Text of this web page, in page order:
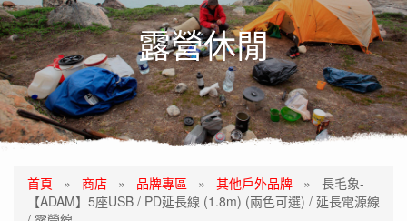
露營休閒
首頁 » 商店 » 品牌專區 » 其他戶外品牌 » 長毛象-
【ADAM】5座USB / PD延長線 (1.8m) (兩色可選) / 延長電源線